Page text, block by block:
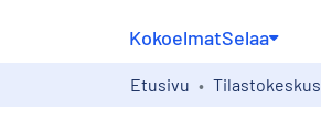
KokoelmatSelaa
Etusivu Tilastokeskus